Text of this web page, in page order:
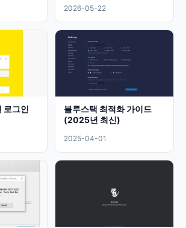
2026-05-22
로그인
블루스택 최적화 가이드
(2025년 최신)
2025-04-01